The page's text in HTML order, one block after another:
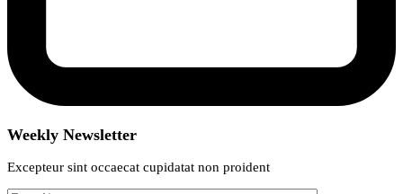
Weekly Newsletter
Excepteur sint occaecat cupidatat non proident